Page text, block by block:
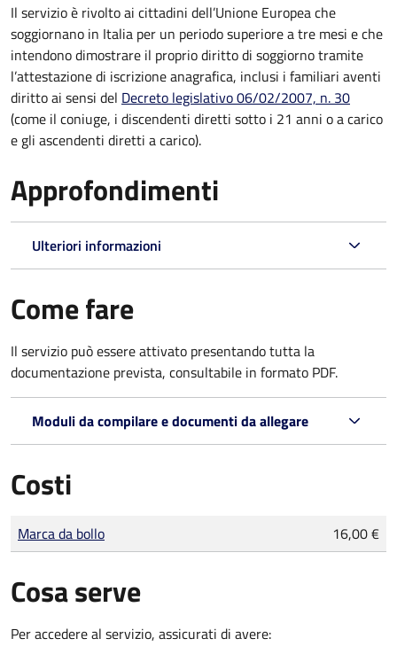
Il servizio è rivolto ai cittadini dell’Unione Europea che
soggiornano in Italia per un periodo superiore a tre mesi e che
intendono dimostrare il proprio diritto di soggiorno tramite
l’attestazione di iscrizione anagrafica, inclusi i familiari aventi
diritto ai sensi del Decreto legislativo 06/02/2007, n. 30
(come il coniuge, i discendenti diretti sotto i 21 anni o a carico
e gli ascendenti diretti a carico).
Approfondimenti
Ulteriori informazioni
Come fare
Il servizio può essere attivato presentando tutta la
documentazione prevista, consultabile in formato PDF.
Moduli da compilare e documenti da allegare
Costi
Tipo di pagamento
Importo
Marca da bollo 16,00 €
Cosa serve
Per accedere al servizio, assicurati di avere: